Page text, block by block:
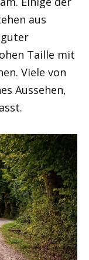
aus
Taille mit
Viele von
Aussehen,